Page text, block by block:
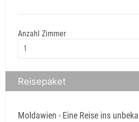
Anzahl Zimmer
Reisepaket
Moldawien - Eine Reise ins